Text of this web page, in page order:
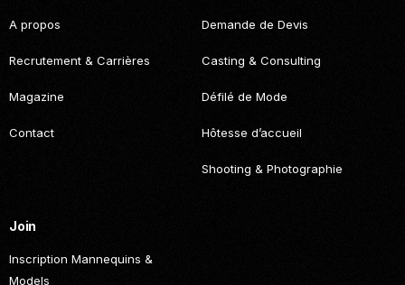
A propos
Recrutement & Carrières
Magazine
Contact
Demande de Devis
Casting & Consulting
Défilé de Mode
Hôtesse d’accueil
Shooting & Photographie
Join
Inscription Mannequins &
Models